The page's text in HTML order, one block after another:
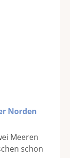
Norden
Meeren
schon